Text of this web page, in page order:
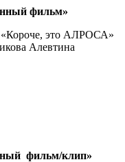
фильм»
«Короче, это АЛРОСА»
Алевтина
фильм/клип»